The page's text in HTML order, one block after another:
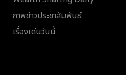
ภาพข่าวประชาสัมพันธ์
เรื่องเด่นวันนี้